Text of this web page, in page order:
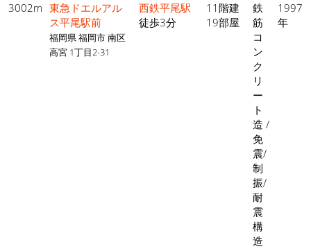
3002m 東急ドエルアル
ス平尾駅前
福岡県 福岡市 南区
高宮 1丁目2-31
西鉄平尾駅
徒歩3分
11階建
19部屋
鉄
筋
コ
ン
ク
リ
ー
ト
造 /
免
震/
制
振/
耐
震
構
造
1997
年